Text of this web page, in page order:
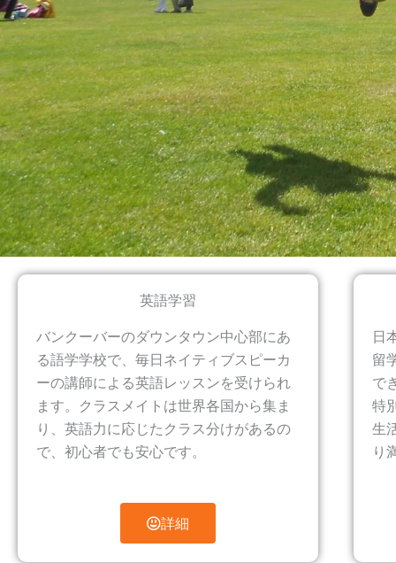
英語学習
バンクーバーのダウンタウン中心部にあ
る語学学校で、毎日ネイティブスピーカ
ーの講師による英語レッスンを受けられ
ます。クラスメイトは世界各国から集ま
り、英語力に応じたクラス分けがあるの
で、初心者でも安心です。
詳細
日
留
で
特
生
り